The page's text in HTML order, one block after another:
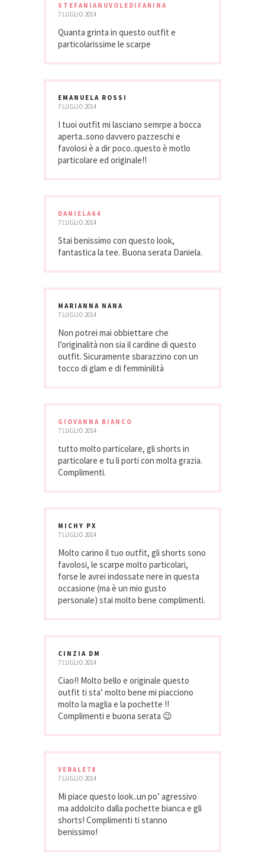
STEFANIANUVOLEDIFARINA
7 LUGLIO 2014
Quanta grinta in questo outfit e
particolarissime le scarpe
EMANUELA ROSSI
7 LUGLIO 2014
I tuoi outfit mi lasciano semrpe a bocca
aperta..sono davvero pazzeschi e
favolosi è a dir poco..questo è motlo
particolare ed originale!!
DANIELA64
7 LUGLIO 2014
Stai benissimo con questo look,
fantastica la tee. Buona serata Daniela.
MARIANNA NANA
7 LUGLIO 2014
Non potrei mai obbiettare che
l’originalità non sia il cardine di questo
outfit. Sicuramente sbarazzino con un
tocco di glam e di femminilità
GIOVANNA BIANCO
7 LUGLIO 2014
tutto molto particolare, gli shorts in
particolare e tu li porti con molta grazia.
Complimenti.
MICHY PX
7 LUGLIO 2014
Molto carino il tuo outfit, gli shorts sono
favolosi, le scarpe molto particolari,
forse le avrei indossate nere in questa
occasione (ma è un mio gusto
personale) stai molto bene complimenti.
CINZIA DM
7 LUGLIO 2014
Ciao!! Molto bello e originale questo
outfit ti sta’ molto bene mi piacciono
molto la maglia e la pochette !!
Complimenti e buona serata 😉
VERALE78
7 LUGLIO 2014
Mi piace questo look..un po’ agressivo
ma addolcito dalla pochette bianca e gli
shorts! Complimenti ti stanno
benissimo!